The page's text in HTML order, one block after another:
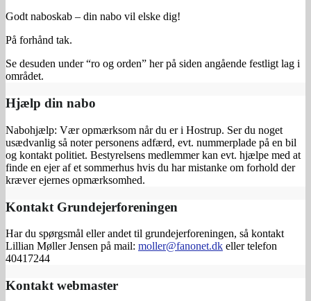
Godt naboskab – din nabo vil elske dig!
På forhånd tak.
Se desuden under “ro og orden” her på siden angående festligt lag i
området.
Hjælp din nabo
Nabohjælp: Vær opmærksom når du er i Hostrup. Ser du noget
usædvanlig så noter personens adfærd, evt. nummerplade på en bil
og kontakt politiet. Bestyrelsens medlemmer kan evt. hjælpe med at
finde en ejer af et sommerhus hvis du har mistanke om forhold der
kræver ejernes opmærksomhed.
Kontakt Grundejerforeningen
Har du spørgsmål eller andet til grundejerforeningen, så kontakt
Lillian Møller Jensen på mail: moller@fanonet.dk eller telefon
40417244
Kontakt webmaster